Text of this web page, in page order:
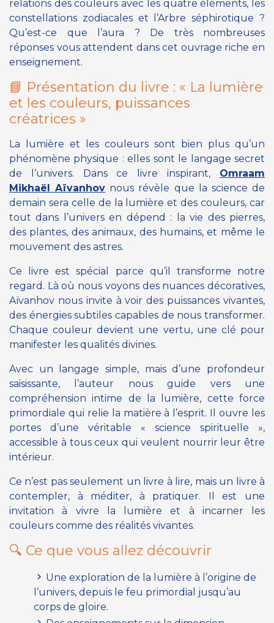
relations des couleurs avec les quatre éléments, les
constellations zodiacales et l’Arbre séphirotique ?
Qu’est-ce que l’aura ? De très nombreuses
réponses vous attendent dans cet ouvrage riche en
enseignement.
📘 Présentation du livre : « La lumière
et les couleurs, puissances
créatrices »
La lumière et les couleurs sont bien plus qu’un
phénomène physique : elles sont le langage secret
de l’univers. Dans ce livre inspirant, Omraam
Mikhaël Aïvanhov nous révèle que la science de
demain sera celle de la lumière et des couleurs, car
tout dans l’univers en dépend : la vie des pierres,
des plantes, des animaux, des humains, et même le
mouvement des astres.
Ce livre est spécial parce qu’il transforme notre
regard. Là où nous voyons des nuances décoratives,
Aïvanhov nous invite à voir des puissances vivantes,
des énergies subtiles capables de nous transformer.
Chaque couleur devient une vertu, une clé pour
manifester les qualités divines.
Avec un langage simple, mais d’une profondeur
saisissante, l’auteur nous guide vers une
compréhension intime de la lumière, cette force
primordiale qui relie la matière à l’esprit. Il ouvre les
portes d’une véritable « science spirituelle »,
accessible à tous ceux qui veulent nourrir leur être
intérieur.
Ce n’est pas seulement un livre à lire, mais un livre à
contempler, à méditer, à pratiquer. Il est une
invitation à vivre la lumière et à incarner les
couleurs comme des réalités vivantes.
🔍 Ce que vous allez découvrir
Une exploration de la lumière à l’origine de
l’univers, depuis le feu primordial jusqu’au
corps de gloire.